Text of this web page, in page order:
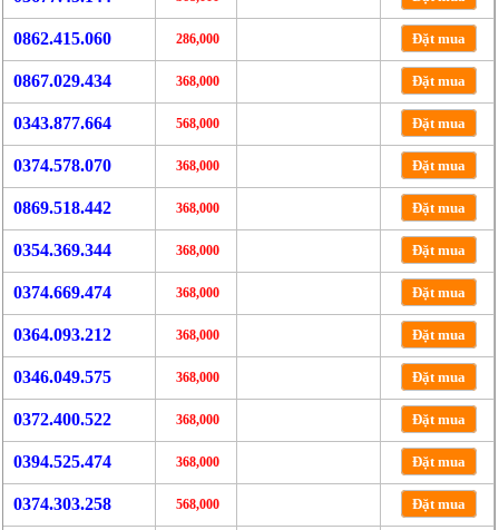
0862.415.060 286,000 Đặt mua
0867.029.434 368,000 Đặt mua
0343.877.664 568,000 Đặt mua
0374.578.070 368,000 Đặt mua
0869.518.442 368,000 Đặt mua
0354.369.344 368,000 Đặt mua
0374.669.474 368,000 Đặt mua
0364.093.212 368,000 Đặt mua
0346.049.575 368,000 Đặt mua
0372.400.522 368,000 Đặt mua
0394.525.474 368,000 Đặt mua
0374.303.258 568,000 Đặt mua